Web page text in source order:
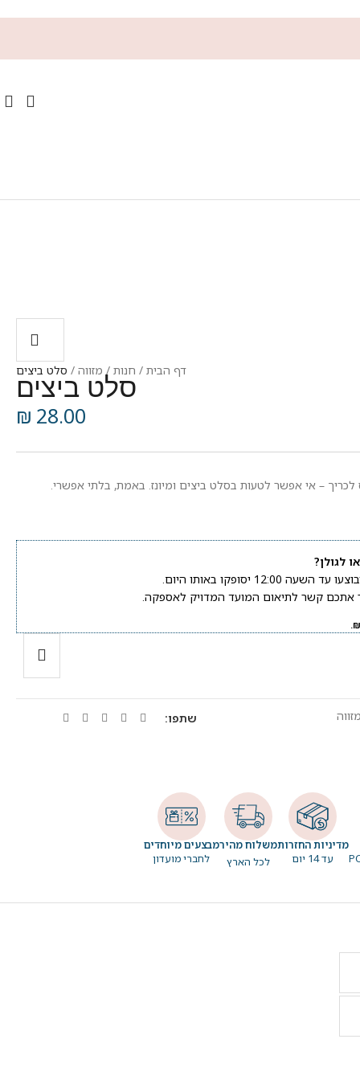
דף הבית / חנות / מזווה / סלט ביצים
סלט ביצים
28.00
₪
לכריך – אי אפשר לטעות בסלט ביצים ומיונז. באמת, בלתי אפשרי.
לגולן?
יסופקו באותו היום.
אתכם קשר לתיאום המועד המדויק לאספקה.
מזווה
שתפו:
מדיניות החזרות
עד 14 יום
משלוח מהיר
לכל הארץ
מבצעים מיוחדים
לחברי מועדון